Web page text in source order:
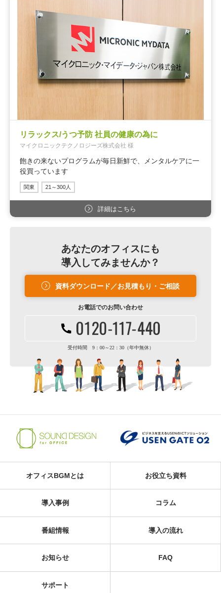
リラックス/うつ予防 社員の健康の為に
マイクロニックテクノロジーズ株式会社 様
飽きの来ないプログラムが毎日新鮮で、メンタルケアに一
役買っています
関東 21～300人
詳細はこちら
あなたのオフィスにも
導入してみませんか？
資料ダウンロード／お見積もり・ご相談
お電話でのお問い合わせ
受付時間 9：00～22：30（年中無休）
オフィスBGMとは お役立ち資料
導入事例 コラム
番組情報 導入の流れ
お知らせ FAQ
サポート